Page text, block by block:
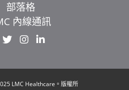
部落格
內線通訊
LMC Healthcare。版權所